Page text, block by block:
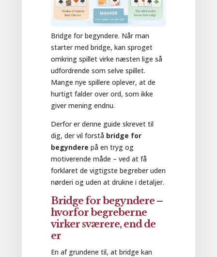
Bridge for begyndere. Når man
starter med bridge, kan sproget
omkring spillet virke næsten lige så
udfordrende som selve spillet.
Mange nye spillere oplever, at de
hurtigt falder over ord, som ikke
giver mening endnu.
Derfor er denne guide skrevet til
dig, der vil forstå bridge for
begyndere på en tryg og
motiverende måde – ved at få
forklaret de vigtigste begreber uden
nørderi og uden at drukne i detaljer.
Bridge for begyndere –
hvorfor begreberne
virker sværere, end de
er
En af grundene til, at bridge kan